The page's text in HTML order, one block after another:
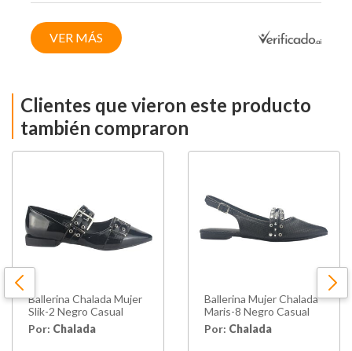
VER MÁS
Clientes que vieron este producto
también compraron
Ballerina Chalada Mujer
Slik-2 Negro Casual
Por: Chalada
Ballerina Mujer Chalada
Maris-8 Negro Casual
Por: Chalada